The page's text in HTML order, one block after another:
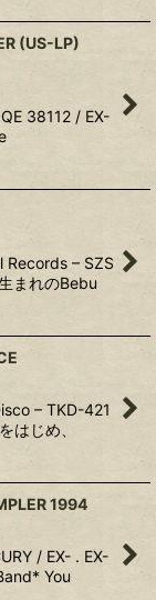
(US-LP)
38112 / EX-
Records ‎– SZS
まれのBebu
‎– TKD-421
はじめ、
1994
/ EX- . EX-
You